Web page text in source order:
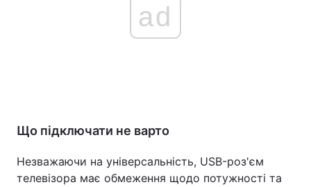
ad
Що підключати не варто
Незважаючи на універсальність, USB-роз'єм
телевізора має обмеження щодо потужності та